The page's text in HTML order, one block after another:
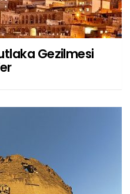
Gezilmesi